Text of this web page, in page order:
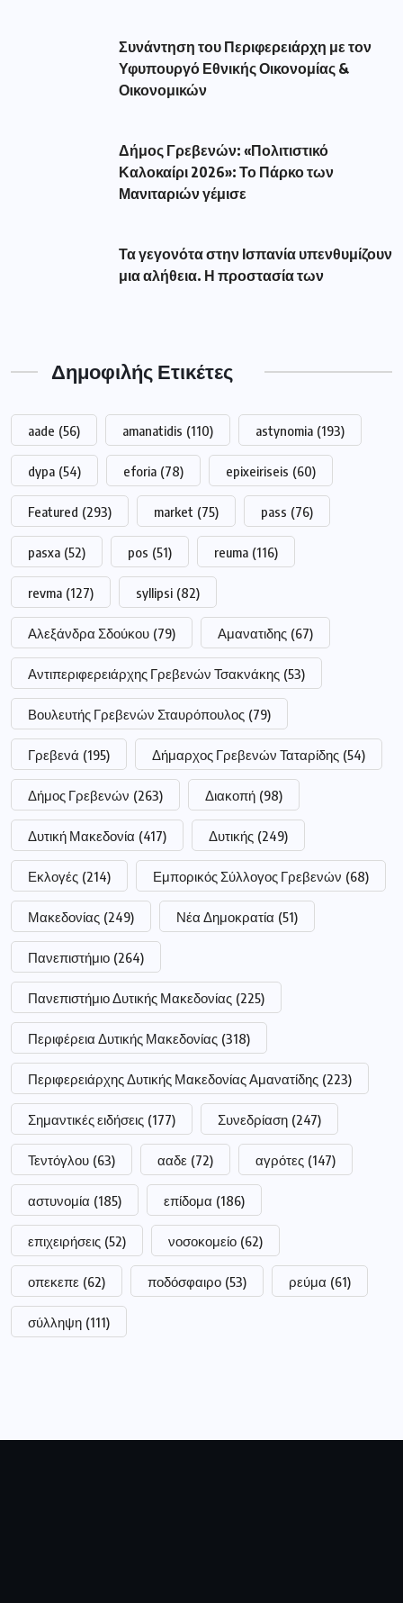
Συνάντηση του Περιφερειάρχη με τον
Υφυπουργό Εθνικής Οικονομίας &
Οικονομικών
Δήμος Γρεβενών: «Πολιτιστικό
Καλοκαίρι 2026»: Το Πάρκο των
Μανιταριών γέμισε
Τα γεγονότα στην Ισπανία υπενθυμίζουν
μια αλήθεια. Η προστασία των
Δημοφιλής Ετικέτες
aade (56) amanatidis (110) astynomia (193)
dypa (54) eforia (78) epixeiriseis (60)
Featured (293) market (75) pass (76)
pasxa (52) pos (51) reuma (116)
revma (127) syllipsi (82)
Αλεξάνδρα Σδούκου (79) Αμανατιδης (67)
Αντιπεριφερειάρχης Γρεβενών Τσακνάκης (53)
Βουλευτής Γρεβενών Σταυρόπουλος (79)
Γρεβενά (195) Δήμαρχος Γρεβενών Ταταρίδης (54)
Δήμος Γρεβενών (263) Διακοπή (98)
Δυτική Μακεδονία (417) Δυτικής (249)
Εκλογές (214) Εμπορικός Σύλλογος Γρεβενών (68)
Μακεδονίας (249) Νέα Δημοκρατία (51)
Πανεπιστήμιο (264)
Πανεπιστήμιο Δυτικής Μακεδονίας (225)
Περιφέρεια Δυτικής Μακεδονίας (318)
Περιφερειάρχης Δυτικής Μακεδονίας Αμανατίδης (223)
Σημαντικές ειδήσεις (177) Συνεδρίαση (247)
Τεντόγλου (63) ααδε (72) αγρότες (147)
αστυνομία (185) επίδομα (186)
επιχειρήσεις (52) νοσοκομείο (62)
οπεκεπε (62) ποδόσφαιρο (53) ρεύμα (61)
σύλληψη (111)